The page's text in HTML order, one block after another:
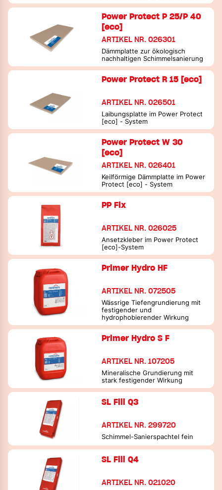
Power Protect P 25/P 40
[eco]
ARTIKEL NR. 026301
Dämmplatte zur ökologisch
nachhaltigen Schimmelsanierung
Power Protect R 15 [eco]
ARTIKEL NR. 026501
Laibungsplatte im Power Protect
[eco] - System
Power Protect W 30
[eco]
ARTIKEL NR. 026401
Keilförmige Dämmplatte im Power
Protect [eco] - System
PP Fix
ARTIKEL NR. 026025
Ansetzkleber im Power Protect
[eco]-System
Primer Hydro HF
ARTIKEL NR. 072505
Wässrige Tiefengrundierung mit
festigender und
hydrophobierender Wirkung
Primer Hydro S F
ARTIKEL NR. 107205
Mineralische Grundierung mit
stark festigender Wirkung
SL Fill Q3
ARTIKEL NR. 299720
Schimmel-Sanierspachtel fein
SL Fill Q4
ARTIKEL NR. 021020